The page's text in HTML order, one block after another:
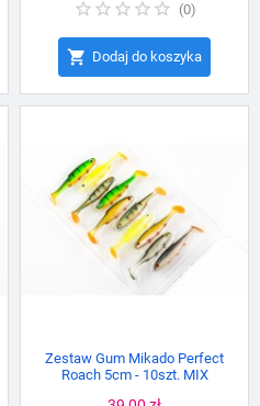
(0)
 Dodaj do koszyka
Zestaw Gum Mikado Perfect
Roach 5cm - 10szt. MIX